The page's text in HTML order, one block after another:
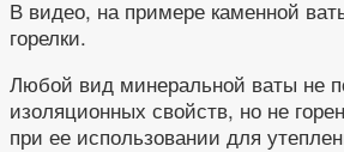
В видео, на примере каменной
горелки.
Любой вид минеральной ваты не
изоляционных свойств, но не
при ее использовании для